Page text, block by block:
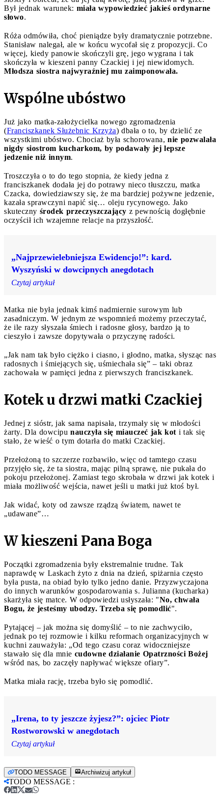
Był jednak warunek: miała wypowiedzieć jakieś ordynarne
słowo.
Róża odmówiła, choć pieniądze były dramatycznie potrzebne.
Stanisław nalegał, ale w końcu wycofał się z propozycji. Co
więcej, kiedy panowie skończyli grę, jego wygrana i tak
skończyła w kieszeni panny Czackiej i jej niewidomych.
Młodsza siostra najwyraźniej mu zaimponowała.
Wspólne ubóstwo
Już jako matka-założycielka nowego zgromadzenia
(Franciszkanek Służebnic Krzyża) dbała o to, by dzielić ze
wszystkimi ubóstwo. Chociaż była schorowana, nie pozwalała
nigdy siostrom kucharkom, by podawały jej lepsze
jedzenie niż innym.
Troszczyła o to do tego stopnia, że kiedy jedna z
franciszkanek dodała jej do potrawy nieco tłuszczu, matka
Czacka, dowiedziawszy się, że ma bardziej pożywne jedzenie,
kazała sprawczyni napić się… oleju rycynowego. Jako
skuteczny środek przeczyszczający z pewnością dogłębnie
oczyścił ich wzajemne relacje na przyszłość.
„Najprzewielebniejsza Ewidencjo!”: kard.
Wyszyński w dowcipnych anegdotach
Czytaj artykuł
Matka nie była jednak kimś nadmiernie surowym lub
zasadniczym. W jednym ze wspomnień możemy przeczytać,
że ile razy słyszała śmiech i radosne głosy, bardzo ją to
cieszyło i zawsze dopytywała o przyczynę radości.
„Jak nam tak było ciężko i ciasno, i głodno, matka, słysząc nas
radosnych i śmiejących się, uśmiechała się” – taki obraz
zachowała w pamięci jedna z pierwszych franciszkanek.
Kotek u drzwi matki Czackiej
Jednej z sióstr, jak sama napisała, trzymały się w młodości
żarty. Dla dowcipu nauczyła się miauczeć jak kot i tak się
stało, że wieść o tym dotarła do matki Czackiej.
Przełożoną to szczerze rozbawiło, więc od tamtego czasu
przyjęło się, że ta siostra, mając pilną sprawę, nie pukała do
pokoju przełożonej. Zamiast tego skrobała w drzwi jak kotek i
miała możliwość wejścia, nawet jeśli u matki już ktoś był.
Jak widać, koty od zawsze rządzą światem, nawet te
„udawane”…
W kieszeni Pana Boga
Początki zgromadzenia były ekstremalnie trudne. Tak
naprawdę w Laskach żyto z dnia na dzień, spiżarnia często
była pusta, na obiad było tylko jedno danie. Przyzwyczajona
do innych warunków gospodarowania s. Julianna (kucharka)
skarżyła się matce. W odpowiedzi usłyszała: "No, chwała
Bogu, że jesteśmy ubodzy. Trzeba się pomodlić".
Pytającej – jak można się domyślić – to nie zachwyciło,
jednak po tej rozmowie i kilku reformach organizacyjnych w
kuchni zauważyła: „Od tego czasu coraz widoczniejsze
stawało się dla mnie cudowne działanie Opatrzności Bożej
wśród nas, bo zaczęły napływać większe ofiary”.
Matka miała rację, trzeba było się pomodlić.
„Irena, to ty jeszcze żyjesz?”: ojciec Piotr
Rostworowski w anegdotach
Czytaj artykuł
TODO MESSAGE Archiwizuj artykuł
TODO MESSAGE :